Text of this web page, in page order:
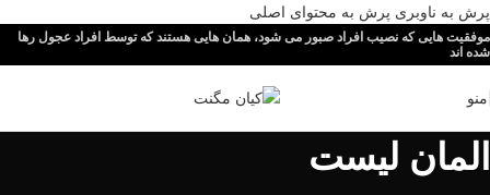
پرش به ناوبری پرش به محتوای اصلی
موفقیت هایی که نصیب افراد صبور می شود، همان هایی هستند که توسط افراد عجول رها
شده اند
منو
المان لیست